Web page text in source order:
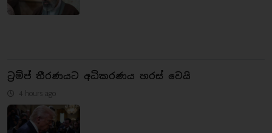
ට්‍රම්ප් තීරණයට අධිකරණය හරස් වෙයි
4 hours ago